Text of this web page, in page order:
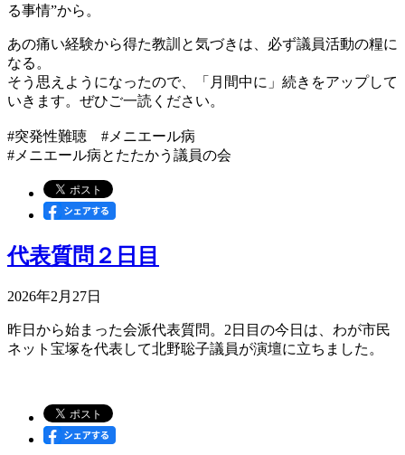
る事情”から。
あの痛い経験から得た教訓と気づきは、必ず議員活動の糧に
なる。
そう思えようになったので、「月間中に」続きをアップして
いきます。ぜひご一読ください。
#突発性難聴 #メニエール病
#メニエール病とたたかう議員の会
代表質問２日目
2026年2月27日
昨日から始まった会派代表質問。2日目の今日は、わが市民
ネット宝塚を代表して北野聡子議員が演壇に立ちました。